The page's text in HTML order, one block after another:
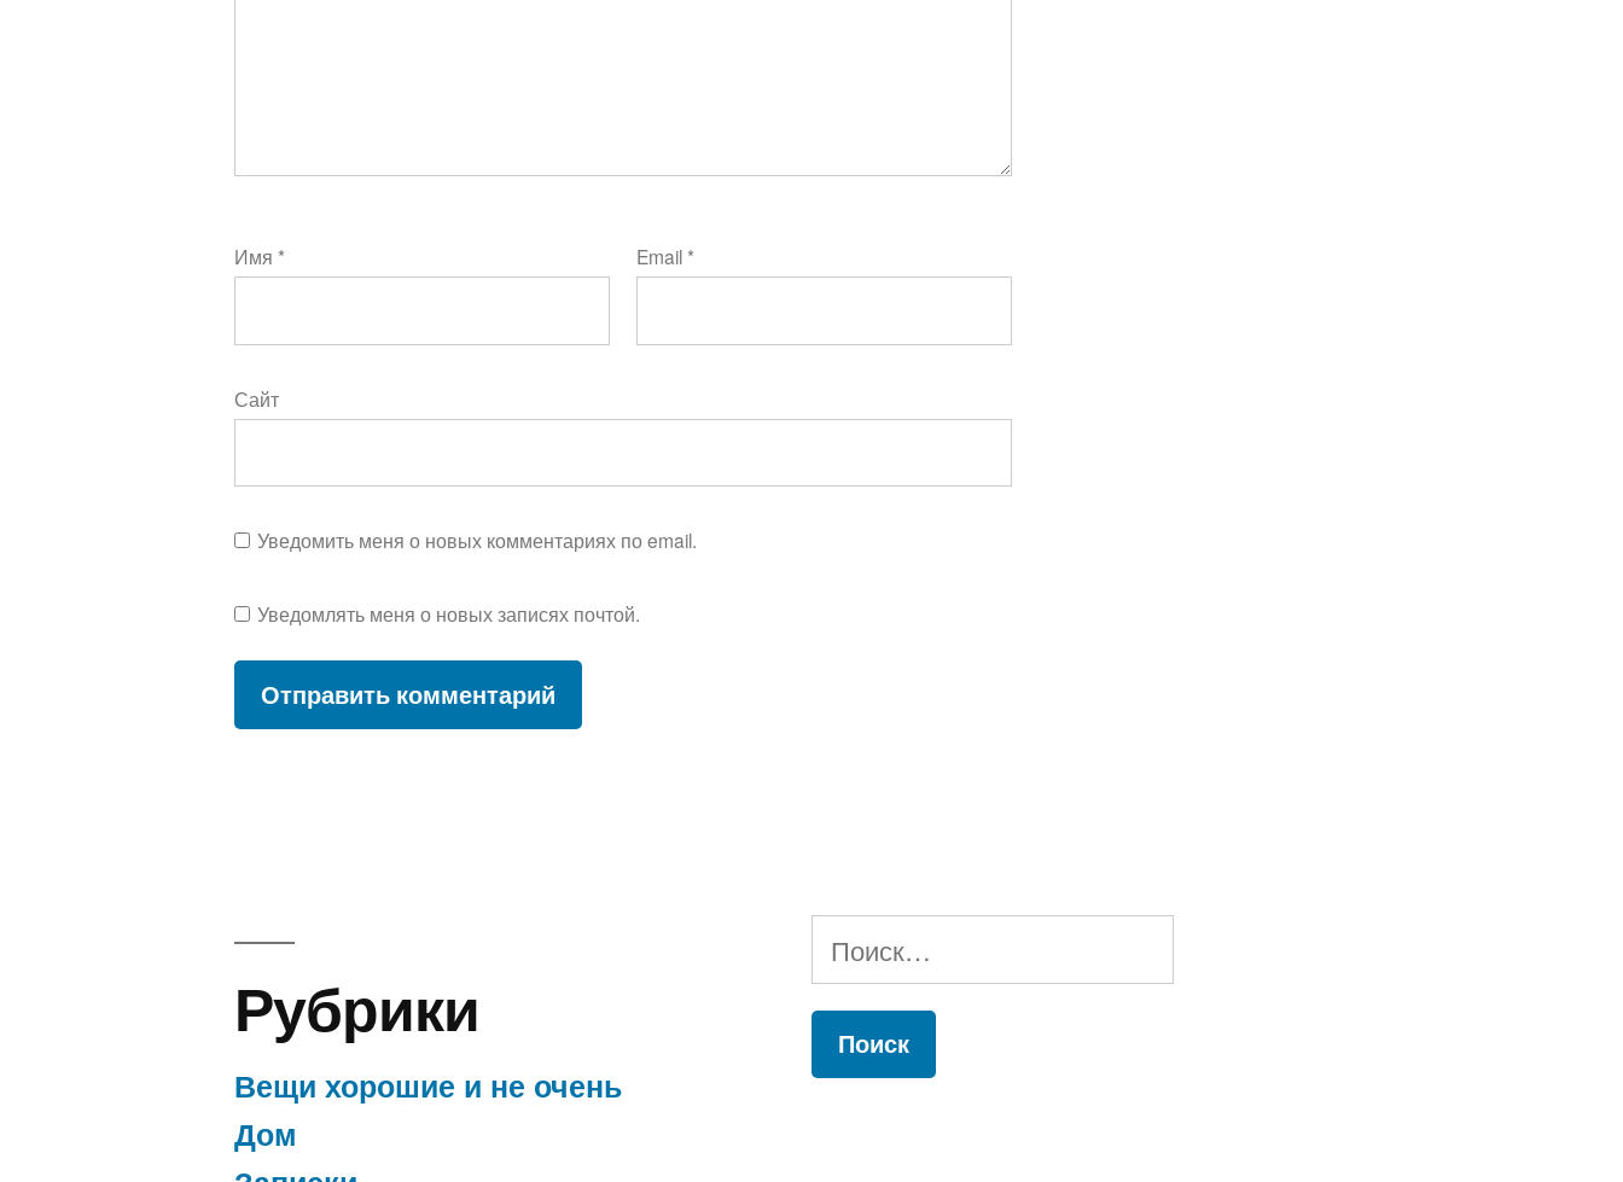
Имя * Email *
Сайт
Уведомить меня о новых комментариях по email.
Уведомлять меня о новых записях почтой.
Рубрики
Вещи хорошие и не очень
Дом
Найти: